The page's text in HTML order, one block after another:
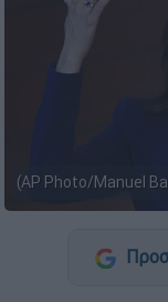
(AP Photo/Manuel